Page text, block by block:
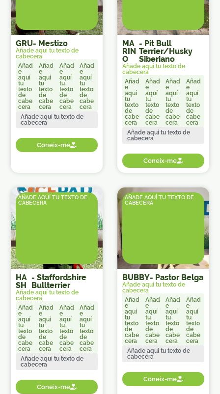
GRU- Mestizo
Añade aquí tu texto de
cabecera
Añad
e
aquí
tu
texto
de
cabe
cera
Añad
e
aquí
tu
texto
de
cabe
cera
Añad
e
aquí
tu
texto
de
cabe
cera
Añad
e
aquí
tu
texto
de
cabe
cera
Añade aquí tu texto de
cabecera
Coneix-me
MA
RIN
O
- Pit Bull
Terrier/Husky
Siberiano
Añade aquí tu texto de
cabecera
Añad
e
aquí
tu
texto
de
cabe
cera
Añad
e
aquí
tu
texto
de
cabe
cera
Añad
e
aquí
tu
texto
de
cabe
cera
Añad
e
aquí
tu
texto
de
cabe
cera
Añade aquí tu texto de
cabecera
Coneix-me
AÑADE AQUÍ TU TEXTO DE
CABECERA
HA
SH
- Staffordshire
Bullterrier
Añade aquí tu texto de
cabecera
Añad
e
aquí
tu
texto
de
cabe
cera
Añad
e
aquí
tu
texto
de
cabe
cera
Añad
e
aquí
tu
texto
de
cabe
cera
Añad
e
aquí
tu
texto
de
cabe
cera
Añade aquí tu texto de
cabecera
Coneix-me
AÑADE AQUÍ TU TEXTO DE
CABECERA
BUBBY- Pastor Belga
Añade aquí tu texto de
cabecera
Añad
e
aquí
tu
texto
de
cabe
cera
Añad
e
aquí
tu
texto
de
cabe
cera
Añad
e
aquí
tu
texto
de
cabe
cera
Añad
e
aquí
tu
texto
de
cabe
cera
Añade aquí tu texto de
cabecera
Coneix-me